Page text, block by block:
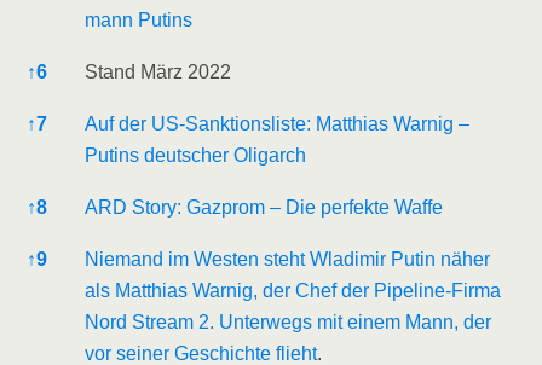
mann Putins
↑6 Stand März 2022
↑7
Auf der US-Sank­ti­ons­lis­te: Mat­thi­as War­nig –
Putins deut­scher Oligarch
↑8 ARD Sto­ry: Gaz­prom – Die per­fek­te Waffe
↑9
Nie­mand im Wes­ten steht Wla­di­mir Putin näher
als Mat­thi­as War­nig, der Chef der Pipe­line-Fir­ma
Nord Stream 2. Unter­wegs mit einem Mann, der
vor sei­ner Geschich­te flieht.